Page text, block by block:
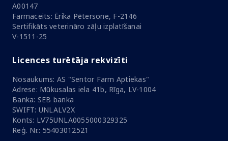
A00147
Farmaceits: Ērika Pētersone, F-2146
Sertifikāts veterināro zāļu izplatīšanai
V-1511-25
Licences turētāja rekvizīti
Nosaukums: AS "Sentor Farm Aptiekas"
Adrese: Mūkusalas iela 41b, Rīga, LV-1004
Banka: SEB banka
SWIFT: UNLALV2X
Konts: LV75UNLA0055000329325
Reģ. Nr.: 55403012521